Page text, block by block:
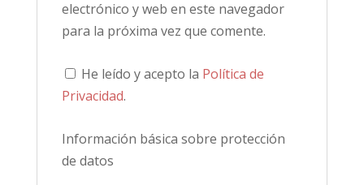
electrónico y web en este navegador
para la próxima vez que comente.
He leído y acepto la Política de
Privacidad.
Información básica sobre protección
de datos